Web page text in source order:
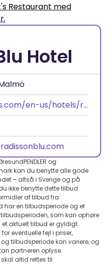
Restaurant med
Hotel
www.radissonhotels.com/en-us/hotels/radisson-blu-malmo
og
kan du benytte alle gode
– altså i Sverige og på
ikke benytte dette tilbud.
af tilbud fra
har en tilbudsperiode og et
som kan ophøre
aktuelt tilbud er gyldigt.
eventuelle fejl i priser,
tilbudsperiode kan variere, og
partneren oplyse.
altid rettes til